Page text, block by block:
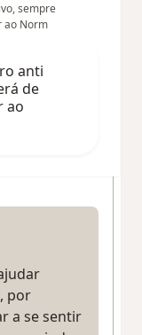
sempre
ao Norm
anti
de
ao
por
a se sentir